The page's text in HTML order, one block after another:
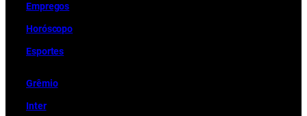
Empregos
Horóscopo
Esportes
Grêmio
Inter